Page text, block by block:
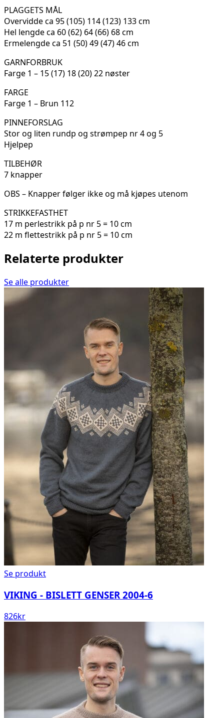
PLAGGETS MÅL
Overvidde ca 95 (105) 114 (123) 133 cm
Hel lengde ca 60 (62) 64 (66) 68 cm
Ermelengde ca 51 (50) 49 (47) 46 cm
GARNFORBRUK
Farge 1 – 15 (17) 18 (20) 22 nøster
FARGE
Farge 1 – Brun 112
PINNEFORSLAG
Stor og liten rundp og strømpep nr 4 og 5
Hjelpep
TILBEHØR
7 knapper
OBS – Knapper følger ikke og må kjøpes utenom
STRIKKEFASTHET
17 m perlestrikk på p nr 5 = 10 cm
22 m flettestrikk på p nr 5 = 10 cm
Relaterte produkter
Se alle produkter
Se produkt
VIKING - BISLETT GENSER 2004-6
826kr